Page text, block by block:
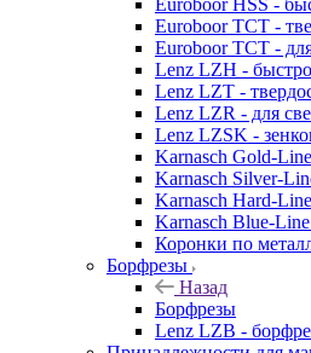
Euroboor HSS -
Euroboor TCT -
Euroboor TCT -
Lenz LZH -
Lenz LZT -
Lenz LZR - для
Lenz LZSK -
Karnasch Gold-
Karnasch Silver-
Karnasch Hard-
Karnasch Blue-
Коронки по
Борфрезы
Назад
Борфрезы
Lenz LZB -